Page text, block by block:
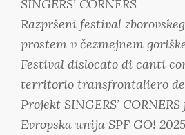
SINGERS’ CORNERS
Razpršeni festival
prostem v čezmejnem
Festival dislocato di canti
territorio transfrontaliero
Projekt SINGERS’
Evropska unija SPF GO!